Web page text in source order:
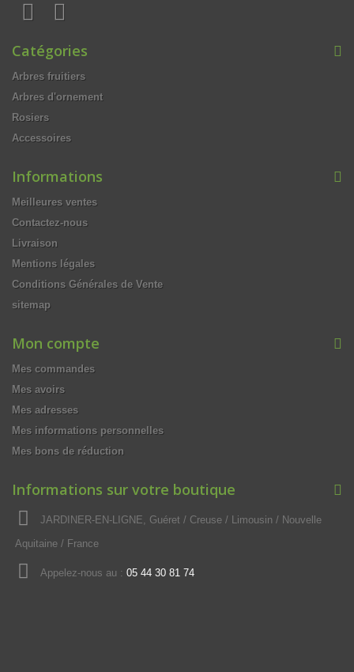
Catégories
Arbres fruitiers
Arbres d'ornement
Rosiers
Accessoires
Informations
Meilleures ventes
Contactez-nous
Livraison
Mentions légales
Conditions Générales de Vente
sitemap
Mon compte
Mes commandes
Mes avoirs
Mes adresses
Mes informations personnelles
Mes bons de réduction
Informations sur votre boutique
JARDINER-EN-LIGNE, Guéret / Creuse / Limousin / Nouvelle
Aquitaine / France
Appelez-nous au : 05 44 30 81 74